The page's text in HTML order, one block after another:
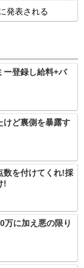
発表される
ー登録し給料+バ
けど裏側を暴露す
数を付けてくれ!採
!
万に加え悪の限り